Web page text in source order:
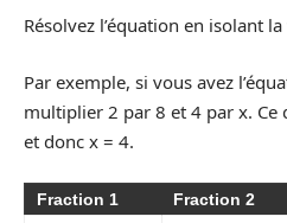
Résolvez l’équation en isolant
Par exemple, si vous avez
multiplier 2 par 8 et 4 par x. Ce
et donc x = 4.
Fraction 1 Fraction 2